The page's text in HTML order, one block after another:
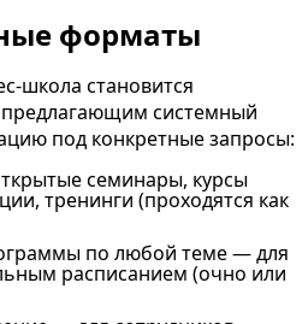
форматы
школа становится
системный
под конкретные запросы:
семинары, курсы
тренинги (проходятся как
по любой теме — для
расписанием (очно или